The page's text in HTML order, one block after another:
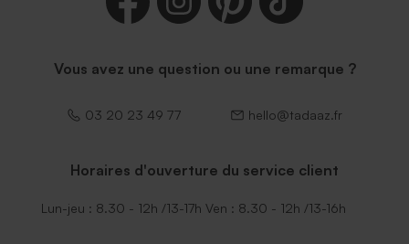
Vous avez une question ou une remarque ?
03 20 23 49 77 hello@tadaaz.fr
Horaires d'ouverture du service client
Lun-jeu : 8.30 - 12h /13-17h Ven : 8.30 - 12h /13-16h